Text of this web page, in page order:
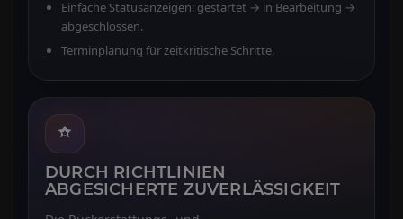
Einfache Statusanzeigen: gestartet → in Bearbeitung →
abgeschlossen.
Terminplanung für zeitkritische Schritte.
DURCH RICHTLINIEN
ABGESICHERTE ZUVERLÄSSIGKEIT